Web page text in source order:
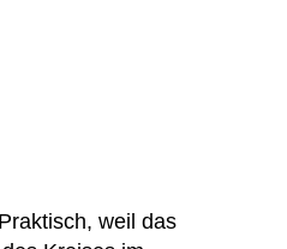
weil das